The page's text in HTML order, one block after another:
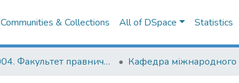
Communities & Collections All of DSpace Statistics
004. Факультет правничих наук